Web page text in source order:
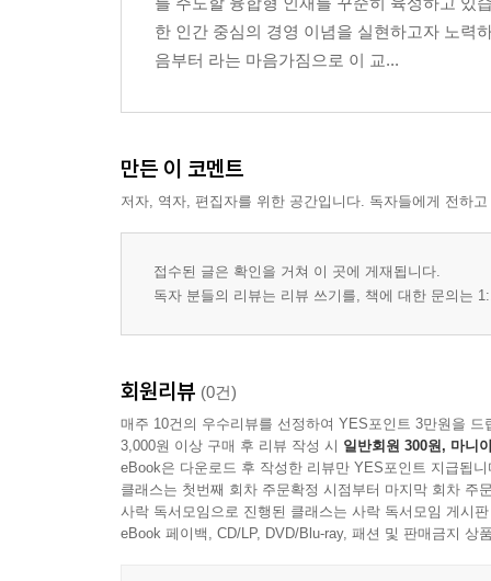
Chapter 4. 조경분야 모델링 작성
한 인간 중심의 경영 이념을 실현하고자 노력
음부터 라는 마음가짐으로 이 교...
만든 이 코멘트
저자, 역자, 편집자를 위한 공간입니다. 독자들에게 전하
접수된 글은 확인을 거쳐 이 곳에 게재됩니다.
독자 분들의 리뷰는 리뷰 쓰기를, 책에 대한 문의는
회원리뷰 (0건)
매주 10건의 우수리뷰를 선정하여 YES포인트 3만원을 드
3,000원 이상 구매 후 리뷰 작성 시 일반회원 300원, 마니
eBook은 다운로드 후 작성한 리뷰만 YES포인트 지급됩니
클래스는 첫번째 회차 주문확정 시점부터 마지막 회차 주
사락 독서모임으로 진행된 클래스는 사락 독서모임 게시
eBook 페이백, CD/LP, DVD/Blu-ray, 패션 및 판매금지 상